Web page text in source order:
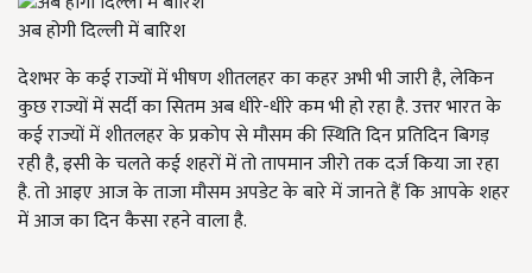
अब होगी दिल्ली में बारिश
देशभर के कई राज्यों में भीषण शीतलहर का कहर अभी भी जारी है, लेकिन
कुछ राज्यों में सर्दी का सितम अब धीरे-धीरे कम भी हो रहा है. उत्तर भारत के
कई राज्यों में शीतलहर के प्रकोप से मौसम की स्थिति दिन प्रतिदिन बिगड़
रही है, इसी के चलते कई शहरों में तो तापमान जीरो तक दर्ज किया जा रहा
है. तो आइए आज के ताजा मौसम अपडेट के बारे में जानते हैं कि आपके शहर
में आज का दिन कैसा रहने वाला है.